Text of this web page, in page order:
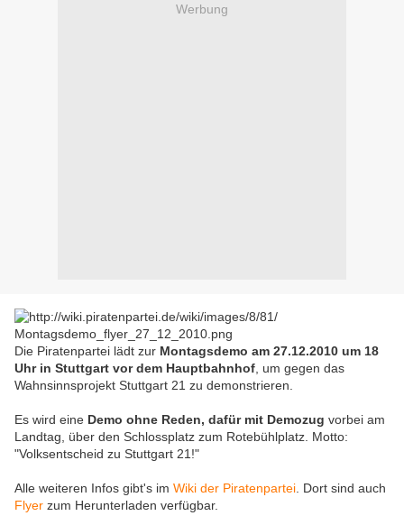
Werbung
Die Piratenpartei lädt zur Montagsdemo am 27.12.2010 um 18
Uhr in Stuttgart vor dem Hauptbahnhof , um gegen das
Wahnsinnsprojekt Stuttgart 21 zu demonstrieren.
Es wird eine Demo ohne Reden, dafür mit Demozug vorbei am
Landtag, über den Schlossplatz zum Rotebühlplatz. Motto:
"Volksentscheid zu Stuttgart 21!"
Alle weiteren Infos gibt's im Wiki der Piratenpartei . Dort sind auch
Flyer zum Herunterladen verfügbar.